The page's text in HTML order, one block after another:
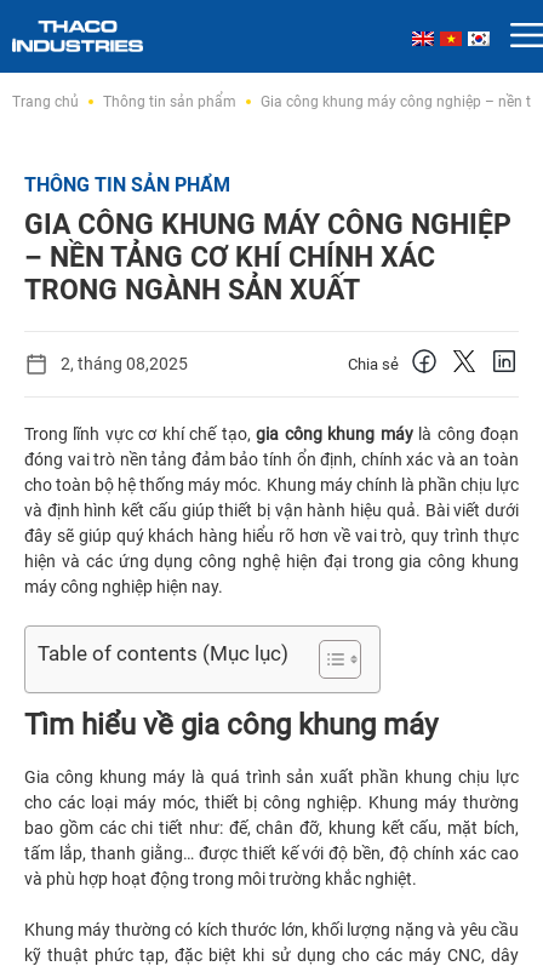
Trang chủ Thông tin sản phẩm Gia công khung máy công nghiệp – nền
THÔNG TIN SẢN PHẨM
GIA CÔNG KHUNG MÁY CÔNG NGHIỆP
– NỀN TẢNG CƠ KHÍ CHÍNH XÁC
TRONG NGÀNH SẢN XUẤT
2, tháng 08,2025 Chia sẻ
Trong lĩnh vực cơ khí chế tạo,gia công khung máylà công đoạn
đóng vai trò nền tảng đảm bảo tính ổn định, chính xác và an toàn
cho toàn bộ hệ thống máy móc. Khung máy chính là phần chịu lực
và định hình kết cấu giúp thiết bị vận hành hiệu quả. Bài viết dưới
đây sẽ giúp quý khách hàng hiểu rõ hơn về vai trò, quy trình thực
hiện và các ứng dụng công nghệ hiện đại trong gia công khung
máy công nghiệp hiện nay.
Table of contents (Mục lục)
Tìm hiểu về gia công khung máy
Gia công khung máy là quá trình sản xuất phần khung chịu lực
cho các loại máy móc, thiết bị công nghiệp. Khung máy thường
bao gồm các chi tiết như: đế, chân đỡ, khung kết cấu, mặt bích,
tấm lắp, thanh giằng… được thiết kế với độ bền, độ chính xác cao
và phù hợp hoạt động trong môi trường khắc nghiệt.
Khung máy thường có kích thước lớn, khối lượng nặng và yêu cầu
kỹ thuật phức tạp, đặc biệt khi sử dụng cho các máy CNC, dây